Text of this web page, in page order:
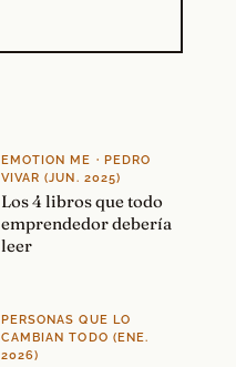
EMOTION ME · PEDRO
VIVAR (JUN. 2025)
Los 4 libros que todo
emprendedor debería
leer
PERSONAS QUE LO
CAMBIAN TODO (ENE.
2026)